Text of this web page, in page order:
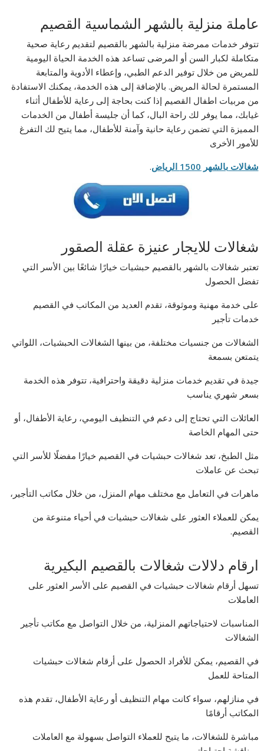
عاملة منزلية بالشهر الشماسية القصيم
تتوفر خدمات ممرضة منزلية بالشهر بالقصيم لتقديم رعاية صحية
متكاملة لكبار السن أو المرضى تساعد هذه الخدمة الحياة اليومية
للمريض من خلال توفير الدعم الطبي، وإعطاء الأدوية والمتابعة
المستمرة لحالة المريض. بالإضافة إلى هذه الخدمة، يمكنك الاستفادة
من مربيات اطفال القصيم إذا كنت بحاجة إلى رعاية للأطفال أثناء
غيابك، مما يوفر لك راحة البال، كما أن جليسة أطفال من الخدمات
المميزة التي تضمن رعاية حانية وآمنة للأطفال، مما يتيح لك التفرغ
للأمور الأخرى
شغالات بالشهر 1500 الرياض
.
شغالات للايجار عنيزة عقلة الصقور
تعتبر شغالات بالشهر بالقصيم حبشيات خيارًا شائعًا بين الأسر التي
تفضل الحصول
على خدمة مهنية وموثوقة، تقدم العديد من المكاتب في القصيم
خدمات تأجير
الشغالات من جنسيات مختلفة، من بينها الشغالات الحبشيات، اللواتي
يتمتعن بسمعة
جيدة في تقديم خدمات منزلية دقيقة واحترافية، تتوفر هذه الخدمة
بسعر شهري يناسب
العائلات التي تحتاج إلى دعم في التنظيف اليومي، رعاية الأطفال، أو
حتى المهام الخاصة
مثل الطبخ، تعد شغالات حبشيات في القصيم خيارًا مفضلًا للأسر التي
تبحث عن عاملات
ماهرات في التعامل مع مختلف مهام المنزل، من خلال مكاتب التأجير،
يمكن للعملاء العثور على شغالات حبشيات في أحياء متنوعة من
القصيم.
ارقام دلالات شغالات بالقصيم البكيرية
تسهل أرقام شغالات حبشيات في القصيم على الأسر العثور على
العاملات
المناسبات لاحتياجاتهم المنزلية، من خلال التواصل مع مكاتب تأجير
الشغالات
في القصيم، يمكن للأفراد الحصول على أرقام شغالات حبشيات
المتاحة للعمل
في منازلهم، سواء كانت مهام التنظيف أو رعاية الأطفال، تقدم هذه
المكاتب أرقامًا
مباشرة للشغالات، ما يتيح للعملاء التواصل بسهولة مع العاملات